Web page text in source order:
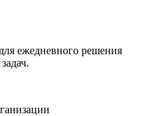
ежедневного решения